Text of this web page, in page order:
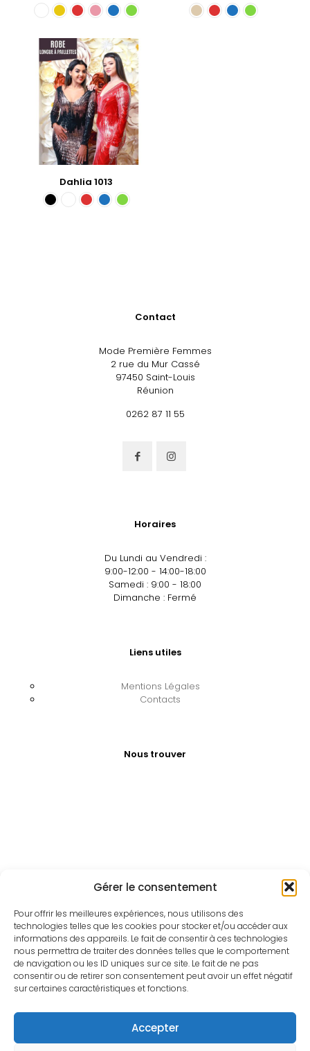
Gérer le consentement
Pour offrir les meilleures expériences, nous utilisons des
technologies telles que les cookies pour stocker et/ou accéder aux
informations des appareils. Le fait de consentir à ces technologies
nous permettra de traiter des données telles que le comportement
de navigation ou les ID uniques sur ce site. Le fait de ne pas
consentir ou de retirer son consentement peut avoir un effet négatif
sur certaines caractéristiques et fonctions.
Accepter
Dahlia 1013
Contact
Mode Première Femmes
2 rue du Mur Cassé
97450 Saint-Louis
Réunion
0262 87 11 55
Horaires
Du Lundi au Vendredi :
9:00-12:00 - 14:00-18:00
Samedi : 9:00 - 18:00
Dimanche : Fermé
Liens utiles
Mentions Légales
Contacts
Nous trouver